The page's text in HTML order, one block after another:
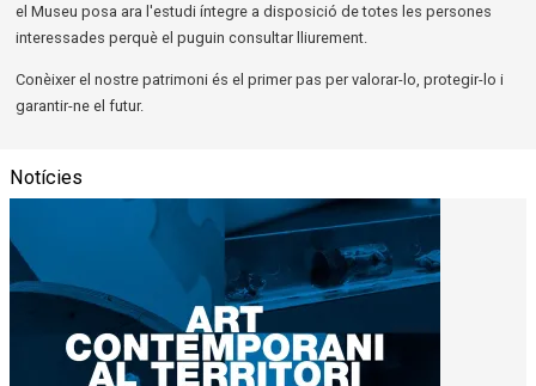
el Museu posa ara l'estudi íntegre a disposició de totes les persones
interessades perquè el puguin consultar lliurement.
Conèixer el nostre patrimoni és el primer pas per valorar-lo, protegir-lo i
garantir-ne el futur.
Notícies